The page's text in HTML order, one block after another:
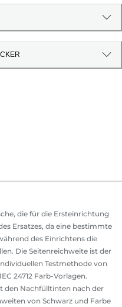
die für die Ersteinrichtung
Ersatzes, da eine bestimmte
des Einrichtens die
Die Seitenreichweite ist der
Testmethode von
24712 Farb-Vorlagen.
den Nachfülltinten nach der
von Schwarz und Farbe